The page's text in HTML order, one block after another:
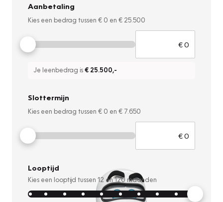
Aanbetaling
Kies een bedrag tussen € 0 en € 25.500
Je leenbedrag is€ 25.500,-
Slottermijn
Kies een bedrag tussen € 0 en € 7.650
Looptijd
Kies een looptijd tussen 12 en120 maanden